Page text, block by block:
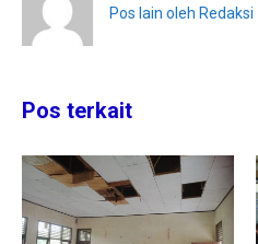
Pos lain oleh Redaksi
Pos terkait